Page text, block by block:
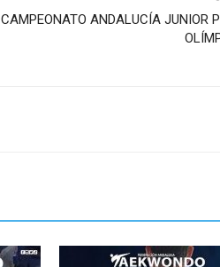
CAMPEONATO ANDALUCÍA JUNIOR